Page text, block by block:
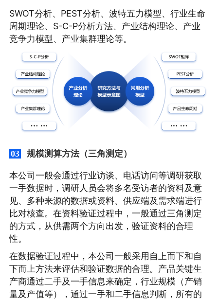
SWOT分析、PEST分析、波特五力模型、行业生命
周期理论、S-C-P分析方法、产业结构理论、产业
竞争力模型、产业集群理论等。
03 规模测算方法（三角测定）
本公司一般会通过行业访谈、电话访问等调研获取
一手数据时，调研人员会将多名受访者的资料及意
见、多种来源的数据或资料、供应端及需求端进行
比对核查。在资料验证过程中，一般通过三角测定
的方式，从供需两个方向出发，验证资料的合理
性。
在数据验证过程中，本公司一般采用自上而下和自
下而上方法来评估和验证数据的合理。产品关键生
产商通过二手及一手信息来确定，行业规模（产销
量及产值等），通过一手和二手信息判断，所有的